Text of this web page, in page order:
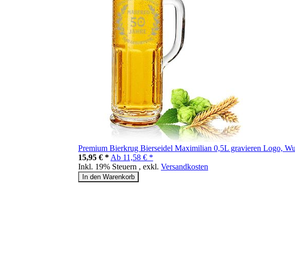
Premium Bierkrug Bierseidel Maximilian 0,5L gravieren Logo,
15,95 € * Ab 11,58 € *
Inkl. 19% Steuern , exkl. Versandkosten
In den Warenkorb